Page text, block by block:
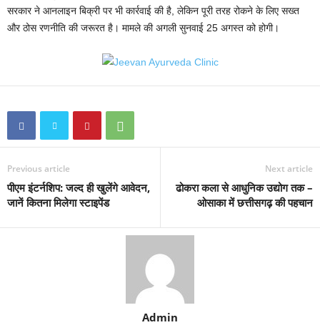
सरकार ने आनलाइन बिक्री पर भी कार्रवाई की है, लेकिन पूरी तरह रोकने के लिए सख्त
और ठोस रणनीति की जरूरत है। मामले की अगली सुनवाई 25 अगस्त को होगी।
Previous article
पीएम इंटर्नशिप: जल्द ही खुलेंगे आवेदन,
जानें कितना मिलेगा स्टाइपेंड
Next article
ढोकरा कला से आधुनिक उद्योग तक –
ओसाका में छत्तीसगढ़ की पहचान
Admin